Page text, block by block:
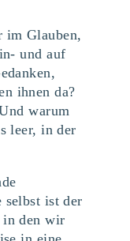
im Glauben,
und auf
ihnen da?
warum
leer, in der
selbst ist der
in den wir